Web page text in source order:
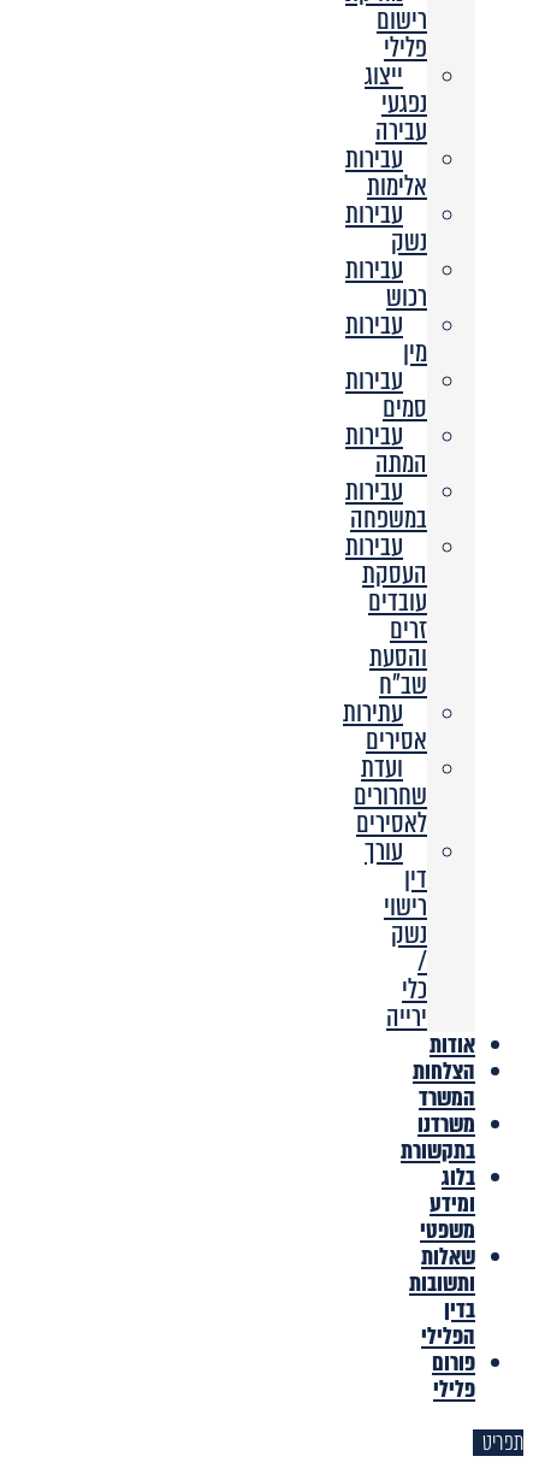
רישום
פלילי
ייצוג
נפגעי
עבירה
עבירות
אלימות
עבירות
נשק
עבירות
רכוש
עבירות
מין
עבירות
סמים
עבירות
המתה
עבירות
במשפחה
עבירות
העסקת
עובדים
זרים
והסעת
שב”ח
עתירות
אסירים
ועדת
שחרורים
לאסירים
עורך
דין
רישוי
נשק
/
כלי
ירייה
אודות
הצלחות
המשרד
משרדנו
בתקשורת
בלוג
ומידע
משפטי
שאלות
ותשובות
בדין
הפלילי
פורום
פלילי
תפריט